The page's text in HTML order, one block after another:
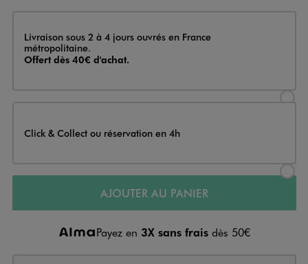
Livraison
Livraison sous 2 à 4 jours ouvrés en France
métropolitaine.
Offert dès 40€ d'achat.
Click & Collect ou réservation en 4h
AJOUTER AU PANIER
Payez en 3X sans frais dès 50€